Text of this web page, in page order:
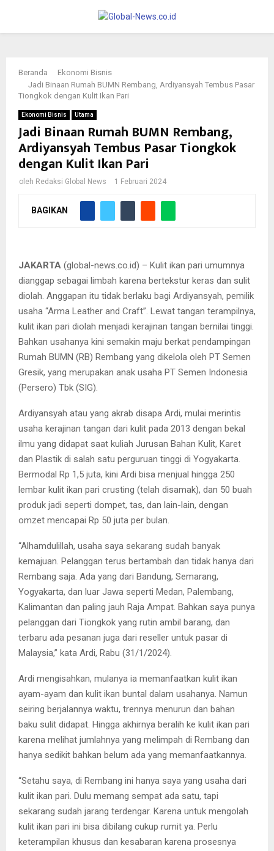
PRIMARY
MENU
Beranda
Ekonomi Bisnis
Jadi Binaan Rumah BUMN Rembang, Ardiyansyah Tembus Pasar
Tiongkok dengan Kulit Ikan Pari
Ekonomi Bisnis Utama
Jadi Binaan Rumah BUMN Rembang,
Ardiyansyah Tembus Pasar Tiongkok
dengan Kulit Ikan Pari
oleh Redaksi Global News 1 Februari 2024
BAGIKAN
Ardiyansyah, pemilik usaha Arma Leather and Craft, melayani
JAKARTA (global-news.co.id) – Kulit ikan pari umumnya
dianggap sebagai limbah karena bertekstur keras dan sulit
diolah. Anggapan itu tidak berlaku bagi Ardiyansyah, pemilik
usaha “Arma Leather and Craft”. Lewat tangan terampilnya,
kulit ikan pari diolah menjadi kerajinan tangan bernilai tinggi.
Bahkan usahanya kini semakin maju berkat pendampingan
Rumah BUMN (RB) Rembang yang dikelola oleh PT Semen
Gresik, yang merupakan anak usaha PT Semen Indonesia
(Persero) Tbk (SIG).
Ardiyansyah atau yang akrab disapa Ardi, mulai merintis
usaha kerajinan tangan dari kulit pada 2013 dengan bekal
ilmu yang didapat saat kuliah Jurusan Bahan Kulit, Karet
dan Plastik di salah satu perguruan tinggi di Yogyakarta.
Bermodal Rp 1,5 juta, kini Ardi bisa menjual hingga 250
lembar kulit ikan pari crusting (telah disamak), dan 50 buah
produk jadi seperti dompet, tas, dan lain-lain, dengan
omzet mencapai Rp 50 juta per bulan.
“Alhamdulillah, usaha saya sekarang sudah banyak
kemajuan. Pelanggan terus bertambah dan tidak hanya dari
Rembang saja. Ada yang dari Bandung, Semarang,
Yogyakarta, dan luar Jawa seperti Medan, Palembang,
Kalimantan dan paling jauh Raja Ampat. Bahkan saya punya
pelanggan dari Tiongkok yang rutin ambil barang, dan
terbaru ada pesanan juga dari reseller untuk pasar di
Malaysia,” kata Ardi, Rabu (31/1/2024).
Ardi mengisahkan, mulanya ia memanfaatkan kulit ikan
ayam-ayam dan kulit ikan buntal dalam usahanya. Namun
seiring berjalannya waktu, trennya menurun dan bahan
baku sulit didapat. Hingga akhirnya beralih ke kulit ikan pari
karena melihat jumlahnya yang melimpah di Rembang dan
hanya sedikit bahkan belum ada yang memanfaatkannya.
“Setahu saya, di Rembang ini hanya saya yang usaha dari
kulit ikan pari. Dulu memang sempat ada satu, tapi
sekarang sudah jarang terdengar. Karena untuk mengolah
kulit ikan pari ini bisa dibilang cukup rumit ya. Perlu
keterampilan khusus dan kesabaran karena prosesnya